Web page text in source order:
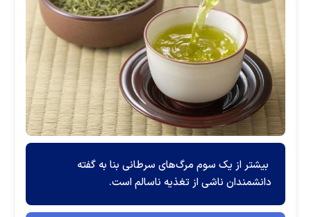
بیشتر از یک سوم مرگ‌های سرطانی بنا به گفته
دانشمندان ناشی از تغذیه ناسالم است.